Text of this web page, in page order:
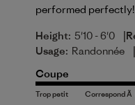
performed perfectly!
Height: 5'10 - 6'0 |
Usage: Randonnée |
Coupe